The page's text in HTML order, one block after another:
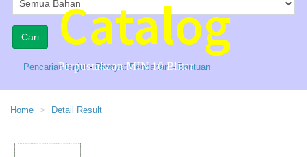
Catalog
Perpustakaan MIN 10 Blitar
Pencarian lanjut-Riwayat Pencarian-Bantuan
Home Detail Result